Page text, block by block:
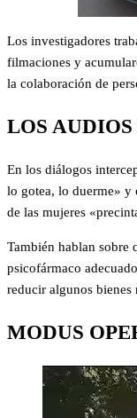
Los investigadores
filmaciones y
la colaboración de
LOS
En los diálogos
lo gotea, lo duerme» y
de las mujeres
También hablan sobre
psicofármaco
reducir algunos bienes
MODUS